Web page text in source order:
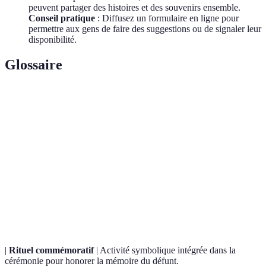
peuvent partager des histoires et des souvenirs ensemble.
Conseil pratique : Diffusez un formulaire en ligne pour
permettre aux gens de faire des suggestions ou de signaler leur
disponibilité.
Glossaire
| Rituel commémoratif| Activité symbolique intégrée dans la
cérémonie pour honorer la mémoire du défunt.